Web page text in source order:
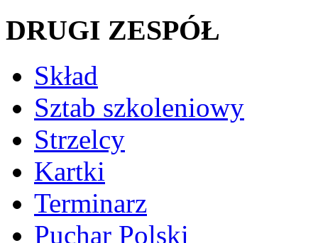
DRUGI ZESPÓŁ
Skład
Sztab szkoleniowy
Strzelcy
Kartki
Terminarz
Puchar Polski